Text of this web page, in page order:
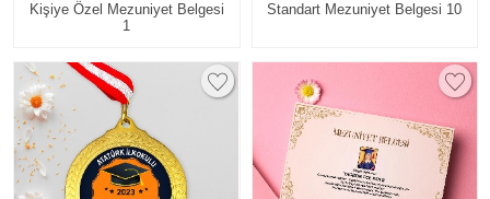
Kişiye Özel Mezuniyet Belgesi
1
Standart Mezuniyet Belgesi 10